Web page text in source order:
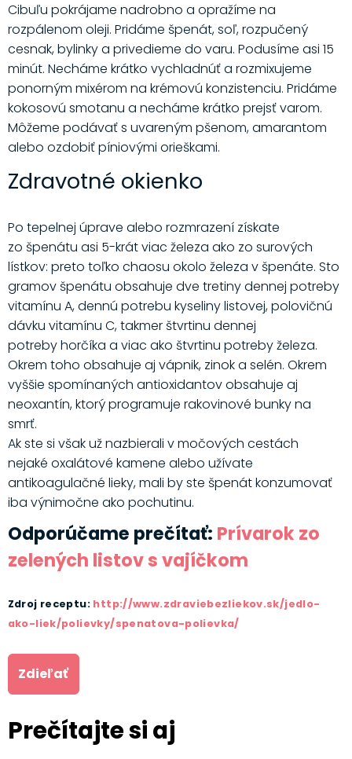
Cibuľu pokrájame nadrobno a opražíme na
rozpálenom oleji. Pridáme špenát, soľ, rozpučený
cesnak, bylinky a privedieme do varu. Podusíme asi 15
minút. Necháme krátko vychladnúť a rozmixujeme
ponorným mixérom na krémovú konzistenciu. Pridáme
kokosovú smotanu a necháme krátko prejsť varom.
Môžeme podávať s uvareným pšenom, amarantom
alebo ozdobiť píniovými orieškami.
Zdravotné okienko
Po tepelnej úprave alebo rozmrazení získate
zo špenátu asi 5-krát viac železa ako zo surových
lístkov: preto toľko chaosu okolo železa v špenáte. Sto
gramov špenátu obsahuje dve tretiny dennej potreby
vitamínu A, dennú potrebu kyseliny listovej, polovičnú
dávku vitamínu C, takmer štvrtinu dennej
potreby horčíka a viac ako štvrtinu potreby železa.
Okrem toho obsahuje aj vápnik, zinok a selén. Okrem
vyššie spomínaných antioxidantov obsahuje aj
neoxantín, ktorý programuje rakovinové bunky na
smrť.
Ak ste si však už nazbierali v močových cestách
nejaké oxalátové kamene alebo užívate
antikoagulačné lieky, mali by ste špenát konzumovať
iba výnimočne ako pochutinu.
Odporúčame prečítať: Prívarok zo
zelených listov s vajíčkom
Zdroj receptu: http://www.zdraviebezliekov.sk/jedlo-
ako-liek/polievky/spenatova-polievka/
Zdieľať
Prečítajte si aj